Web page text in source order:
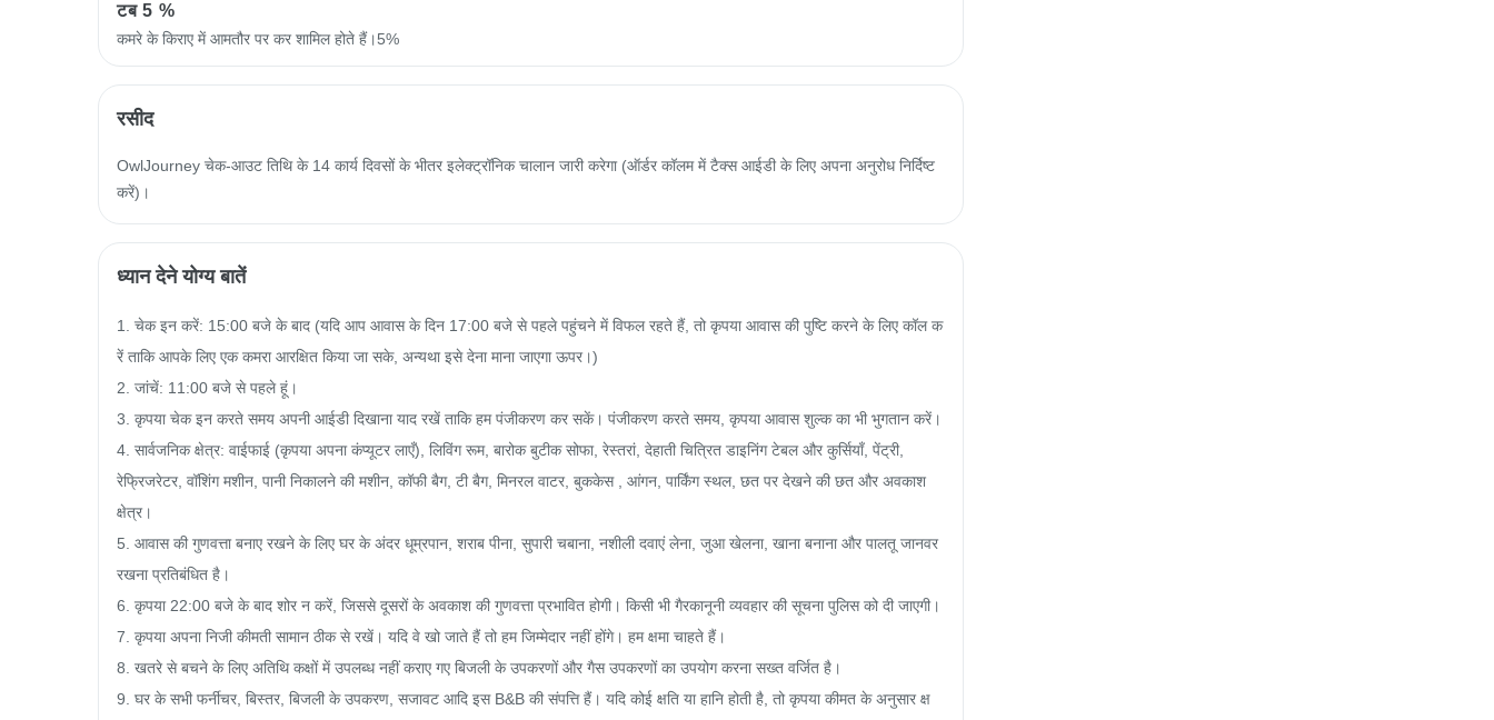
टब5 %
कमरे के किराए में आमतौर पर कर शामिल होते हैं।5%
रसीद
OwlJourney चेक-आउट तिथि के 14 कार्य दिवसों के भीतर इलेक्ट्रॉनिक चालान जारी करेगा (ऑर्डर कॉलम में टैक्स आईडी के लिए अपना अनुरोध निर्दिष्ट
करें)।
ध्यान देने योग्य बातें
1. चेक इन करें: 15:00 बजे के बाद (यदि आप आवास के दिन 17:00 बजे से पहले पहुंचने में विफल रहते हैं, तो कृपया आवास की पुष्टि करने के लिए कॉल क
रें ताकि आपके लिए एक कमरा आरक्षित किया जा सके, अन्यथा इसे देना माना जाएगा ऊपर।)
2. जांचें: 11:00 बजे से पहले हूं।
3. कृपया चेक इन करते समय अपनी आईडी दिखाना याद रखें ताकि हम पंजीकरण कर सकें। पंजीकरण करते समय, कृपया आवास शुल्क का भी भुगतान करें।
4. सार्वजनिक क्षेत्र: वाईफाई (कृपया अपना कंप्यूटर लाएँ), लिविंग रूम, बारोक बुटीक सोफा, रेस्तरां, देहाती चित्रित डाइनिंग टेबल और कुर्सियाँ, पेंट्री,
रेफ्रिजरेटर, वॉशिंग मशीन, पानी निकालने की मशीन, कॉफी बैग, टी बैग, मिनरल वाटर, बुककेस , आंगन, पार्किंग स्थल, छत पर देखने की छत और अवकाश
क्षेत्र।
5. आवास की गुणवत्ता बनाए रखने के लिए घर के अंदर धूम्रपान, शराब पीना, सुपारी चबाना, नशीली दवाएं लेना, जुआ खेलना, खाना बनाना और पालतू जानवर
रखना प्रतिबंधित है।
6. कृपया 22:00 बजे के बाद शोर न करें, जिससे दूसरों के अवकाश की गुणवत्ता प्रभावित होगी। किसी भी गैरकानूनी व्यवहार की सूचना पुलिस को दी जाएगी।
7. कृपया अपना निजी कीमती सामान ठीक से रखें। यदि वे खो जाते हैं तो हम जिम्मेदार नहीं होंगे। हम क्षमा चाहते हैं।
8. खतरे से बचने के लिए अतिथि कक्षों में उपलब्ध नहीं कराए गए बिजली के उपकरणों और गैस उपकरणों का उपयोग करना सख्त वर्जित है।
9. घर के सभी फर्नीचर, बिस्तर, बिजली के उपकरण, सजावट आदि इस B&B की संपत्ति हैं। यदि कोई क्षति या हानि होती है, तो कृपया कीमत के अनुसार क्ष